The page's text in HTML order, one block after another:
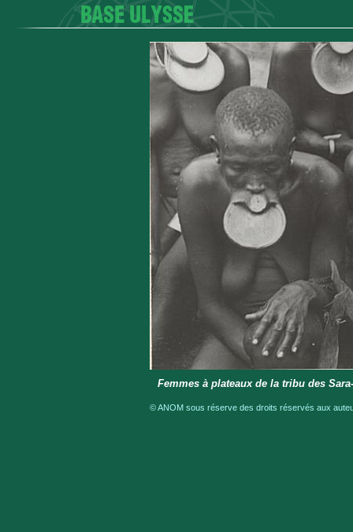
Femmes à plateaux de la tribu des
© ANOM sous réserve des droits réservés aux